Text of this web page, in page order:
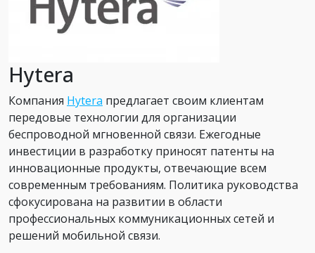
Hytera
Компания Hytera предлагает своим клиентам
передовые технологии для организации
беспроводной мгновенной связи. Ежегодные
инвестиции в разработку приносят патенты на
инновационные продукты, отвечающие всем
современным требованиям. Политика руководства
сфокусирована на развитии в области
профессиональных коммуникационных сетей и
решений мобильной связи.